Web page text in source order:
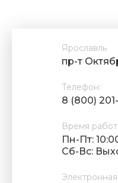
Ярославль
пр-т
Телефон:
8 (800)
Время
Пн-Пт:
Cб-Вс: